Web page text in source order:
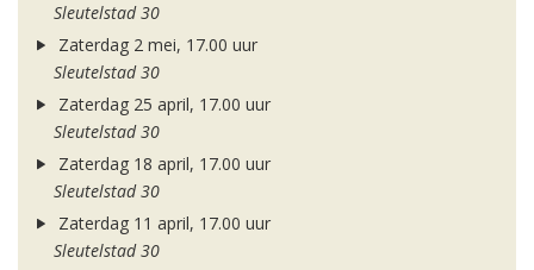
Sleutelstad 30
Zaterdag 2 mei, 17.00 uur
Sleutelstad 30
Zaterdag 25 april, 17.00 uur
Sleutelstad 30
Zaterdag 18 april, 17.00 uur
Sleutelstad 30
Zaterdag 11 april, 17.00 uur
Sleutelstad 30